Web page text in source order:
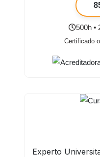
500h •
Certificado
Experto